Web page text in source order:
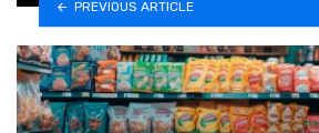
PREVIOUS ARTICLE